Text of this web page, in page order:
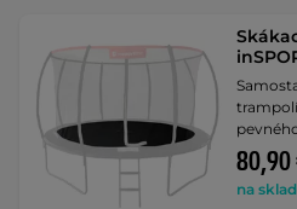
80,90
na